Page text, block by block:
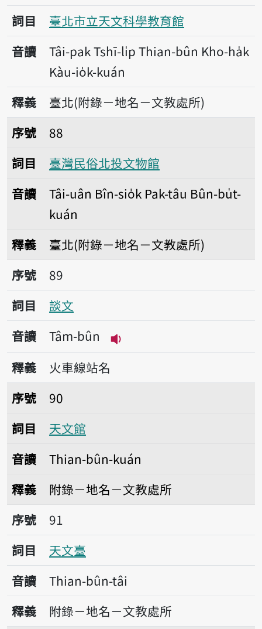
詞目
臺北市立天文科學教育館
音讀
Tâi-pak Tshī-li̍p Thian-bûn Kho-ha̍k
Kàu-io̍k-kuán
釋義
臺北(附錄－地名－文教處所)
序號88臺灣民俗北投文物館
序號
88
詞目
臺灣民俗北投文物館
音讀
Tâi-uân Bîn-sio̍k Pak-tâu Bûn-bu̍t-
kuán
釋義
臺北(附錄－地名－文教處所)
序號89談文
序號
89
詞目
談文
音讀
Tâm-bûn
播放音讀Tâm-bûn
釋義
火車線站名
序號90天文館
序號
90
詞目
天文館
音讀
Thian-bûn-kuán
釋義
附錄－地名－文教處所
序號91天文臺
序號
91
詞目
天文臺
音讀
Thian-bûn-tâi
釋義
附錄－地名－文教處所